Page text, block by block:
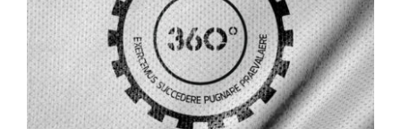
AJOUTER AU PANIER / DÉTAILS